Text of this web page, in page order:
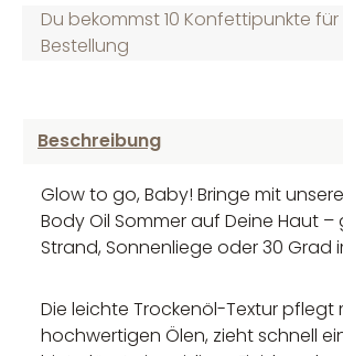
Du bekommst 10 Konfettipunkte
Bestellung
Beschreibung
Glow to go, Baby! Bringe mit
Body Oil Sommer auf Deine Haut
Strand, Sonnenliege oder 30 Grad
Die leichte Trockenöl-Textur pflegt
hochwertigen Ölen, zieht schnell